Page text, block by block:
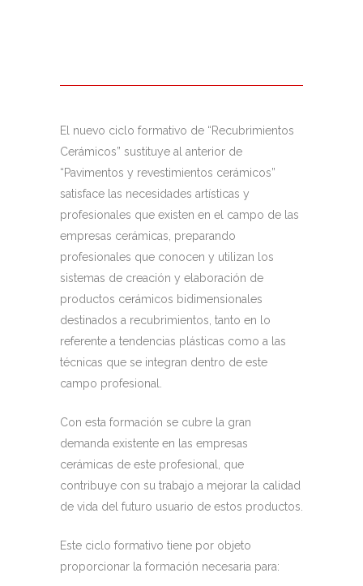
El nuevo ciclo formativo de “Recubrimientos
Cerámicos” sustituye al anterior de
“Pavimentos y revestimientos cerámicos”
satisface las necesidades artísticas y
profesionales que existen en el campo de las
empresas cerámicas, preparando
profesionales que conocen y utilizan los
sistemas de creación y elaboración de
productos cerámicos bidimensionales
destinados a recubrimientos, tanto en lo
referente a tendencias plásticas como a las
técnicas que se integran dentro de este
campo profesional.
Con esta formación se cubre la gran
demanda existente en las empresas
cerámicas de este profesional, que
contribuye con su trabajo a mejorar la calidad
de vida del futuro usuario de estos productos.
Este ciclo formativo tiene por objeto
proporcionar la formación necesaria para: